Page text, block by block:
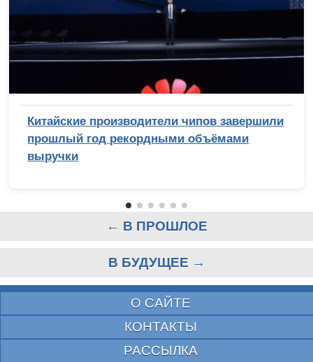
Китайские производители чипов завершили
прошлый год рекордными объёмами
выручки
← В ПРОШЛОЕ
В БУДУЩЕЕ →
О САЙТЕ
КОНТАКТЫ
РАССЫЛКА